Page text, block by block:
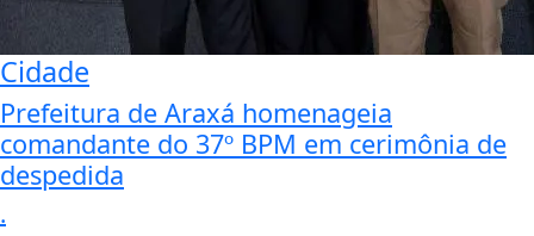
Cidade
Prefeitura de Araxá homenageia
comandante do 37º BPM em cerimônia de
despedida
.